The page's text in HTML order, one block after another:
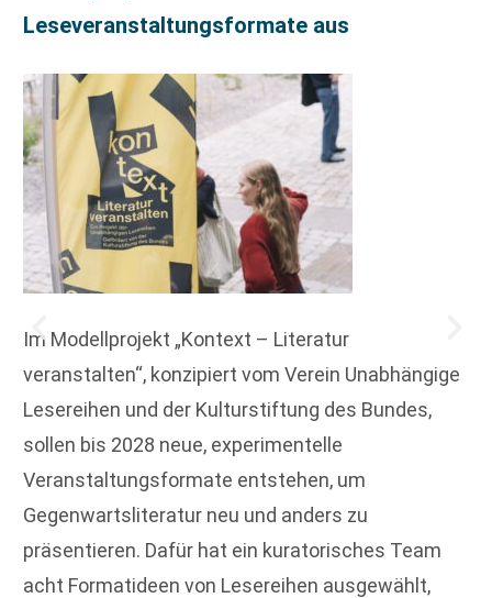
Leseveranstaltungsformate aus
Im Modellprojekt „Kontext – Literatur
veranstalten“, konzipiert vom Verein Unabhängige
Lesereihen und der Kulturstiftung des Bundes,
sollen bis 2028 neue, experimentelle
Veranstaltungsformate entstehen, um
Gegenwartsliteratur neu und anders zu
präsentieren. Dafür hat ein kuratorisches Team
acht Formatideen von Lesereihen ausgewählt,